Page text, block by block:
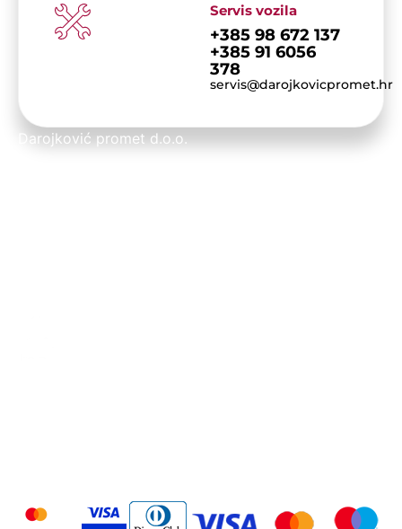
Servis vozila
+385 98 672 137
+385 91 6056
378
servis@darojkovicpromet.hr
Darojković promet d.o.o.